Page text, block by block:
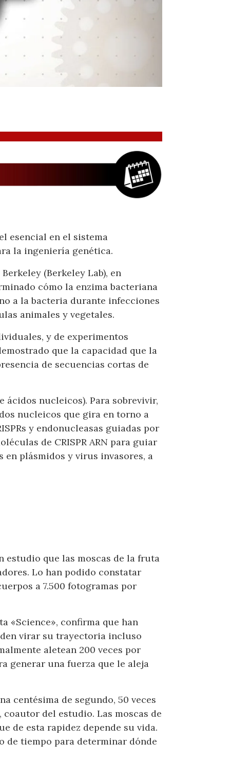
esencial en el sistema
la ingeniería genética.
(Berkeley Lab), en
cómo la enzima bacteriana
a la bacteria durante infecciones
animales y vegetales.
y de experimentos
que la capacidad que la
de secuencias cortas de
ácidos nucleicos). Para sobrevivir,
nucleicos que gira en torno a
y endonucleasas guiadas por
de CRISPR ARN para guiar
en plásmidos y virus invasores, a
estudio que las moscas de la fruta
Lo han podido constatar
a 7.500 fotogramas por
«Science», confirma que han
virar su trayectoria incluso
aletean 200 veces por
generar una fuerza que le aleja
centésima de segundo, 50 veces
del estudio. Las moscas de
de esta rapidez depende su vida.
de tiempo para determinar dónde